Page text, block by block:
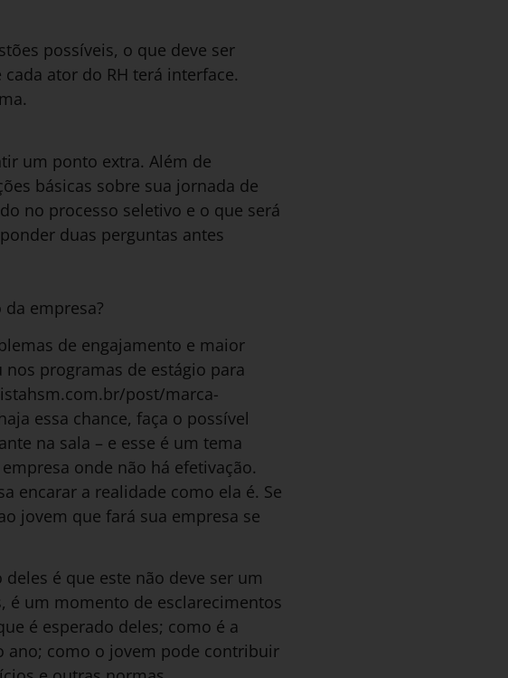
possíveis, o que deve ser
ator do RH terá interface.
um ponto extra. Além de
básicas sobre sua jornada de
no processo seletivo e o que será
duas perguntas antes
empresa?
de engajamento e maior
programas de estágio para
post/marca-
essa chance, faça o possível
na sala – e esse é um tema
onde não há efetivação.
encarar a realidade como ela é. Se
jovem que fará sua empresa se
é que este não deve ser um
é um momento de esclarecimentos
é esperado deles; como é a
ano; como o jovem pode contribuir